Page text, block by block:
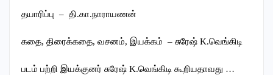
தயாரிப்பு – தி.கா.நாராயணன்
கதை, திரைக்கதை, வசனம், இயக்கம் – சுரேஷ் K.வெங்கிடி
படம் பற்றி இயக்குனர் சுரேஷ் K.வெங்கிடி கூறியதாவது …